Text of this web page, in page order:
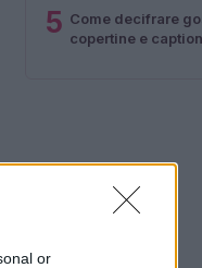
or
5 Come decifrare
copertine e caption